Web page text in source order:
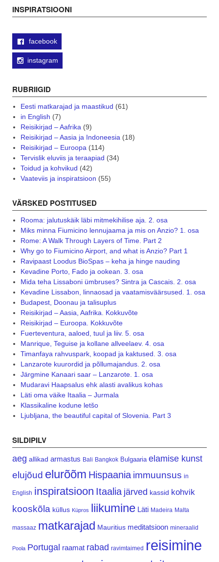
INSPIRATSIOONI
facebook
instagram
RUBRIIGID
Eesti matkarajad ja maastikud (61)
in English (7)
Reisikirjad – Aafrika(9)
Reisikirjad – Aasia ja Indoneesia(18)
Reisikirjad – Euroopa(114)
Tervislik eluviis ja teraapiad (34)
Toidud ja kohvikud (42)
Vaateviis ja inspiratsioon (55)
VÄRSKED POSTITUSED
Rooma: jalutuskäik läbi mitmekihilise aja. 2. osa
Miks minna Fiumicino lennujaama ja mis on Anzio? 1. osa
Rome: A Walk Through Layers of Time. Part 2
Why go to Fiumicino Airport, and what is Anzio? Part 1
Ravipaast Loodus BioSpas – keha ja hinge nauding
Kevadine Porto, Fado ja ookean. 3. osa
Mida teha Lissaboni ümbruses? Sintra ja Cascais. 2. osa
Kevadine Lissabon, linnaosad ja vaatamisväärsused. 1. osa
Budapest, Doonau ja talisuplus
Reisikirjad – Aasia, Aafrika. Kokkuvõte
Reisikirjad – Euroopa. Kokkuvõte
Fuerteventura, aaloed, tuul ja liiv. 5. osa
Manrique, Teguise ja kollane allveelaev. 4. osa
Timanfaya rahvuspark, koopad ja kaktused. 3. osa
Lanzarote kuurordid ja põllumajandus. 2. osa
Järgmine Kanaari saar – Lanzarote. 1. osa
Mudaravi Haapsalus ehk alasti avalikus kohas
Läti oma väike Itaalia – Jurmala
Klassikaline kodune letšo
Ljubljana, the beautiful capital of Slovenia. Part 3
SILDIPILV
aeg allikad armastus Bali Bangkok Bulgaaria elamise kunst
elujõud elurõõm Hispaania immuunsus in
English inspiratsioon Itaalia järved kassid kohvik
kooskõla küllus Küpros liikumine Läti Madeira Malta
massaaz matkarajad Mauritius meditatsioon mineraalid
Poola Portugal raamat rabad ravimtaimed reisimine